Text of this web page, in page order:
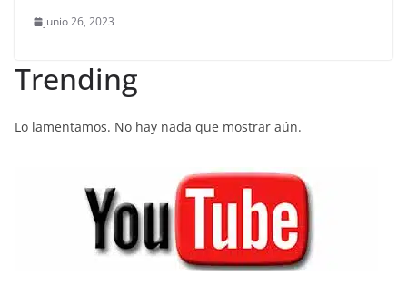
junio 26, 2023
Trending
Lo lamentamos. No hay nada que mostrar aún.